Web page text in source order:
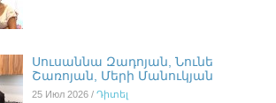
Սուսաննա Զադոյան, Նունե
Շառոյան, Մերի Մանուկյան
25 Июл 2026 /Դիտել